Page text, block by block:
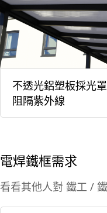
不透光鋁塑板採光
阻隔紫外線
電焊鐵框需求
看看其他人對 鐵工 /